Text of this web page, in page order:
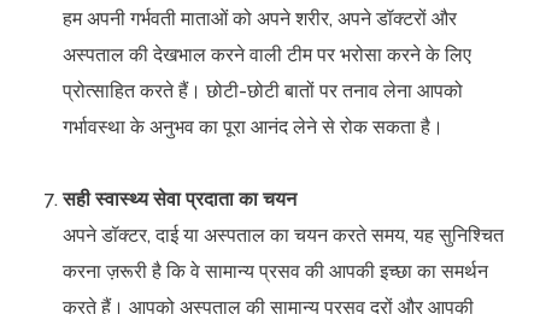
हम अपनी गर्भवती माताओं को अपने शरीर, अपने डॉक्टरों और
अस्पताल की देखभाल करने वाली टीम पर भरोसा करने के लिए
प्रोत्साहित करते हैं। छोटी-छोटी बातों पर तनाव लेना आपको
गर्भावस्था के अनुभव का पूरा आनंद लेने से रोक सकता है।
सही स्वास्थ्य सेवा प्रदाता का चयन
अपने डॉक्टर, दाई या अस्पताल का चयन करते समय, यह सुनिश्चित
करना ज़रूरी है कि वे सामान्य प्रसव की आपकी इच्छा का समर्थन
करते हैं। आपको अस्पताल की सामान्य प्रसव दरों और आपकी